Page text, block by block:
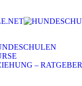
– RATGEBER